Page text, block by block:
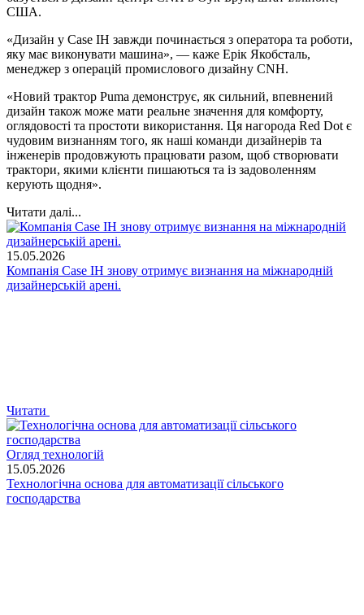
США.
«Дизайн у Case IH завжди починається з оператора та роботи,
яку має виконувати машина», — каже Ерік Якобсталь,
менеджер з операцій промислового дизайну CNH.
«Новий трактор Puma демонструє, як сильний, впевнений
дизайн також може мати реальне значення для комфорту,
оглядовості та простоти використання. Ця нагорода Red Dot є
чудовим визнанням того, як наші команди дизайнерів та
інженерів продовжують працювати разом, щоб створювати
трактори, якими клієнти пишаються та із задоволенням
керують щодня».
Читати далі...
15.05.2026
Компанія Case IH знову отримує визнання на міжнародній
дизайнерській арені.
Читати
Огляд технологій
15.05.2026
Технологічна основа для автоматизації сільського
господарства